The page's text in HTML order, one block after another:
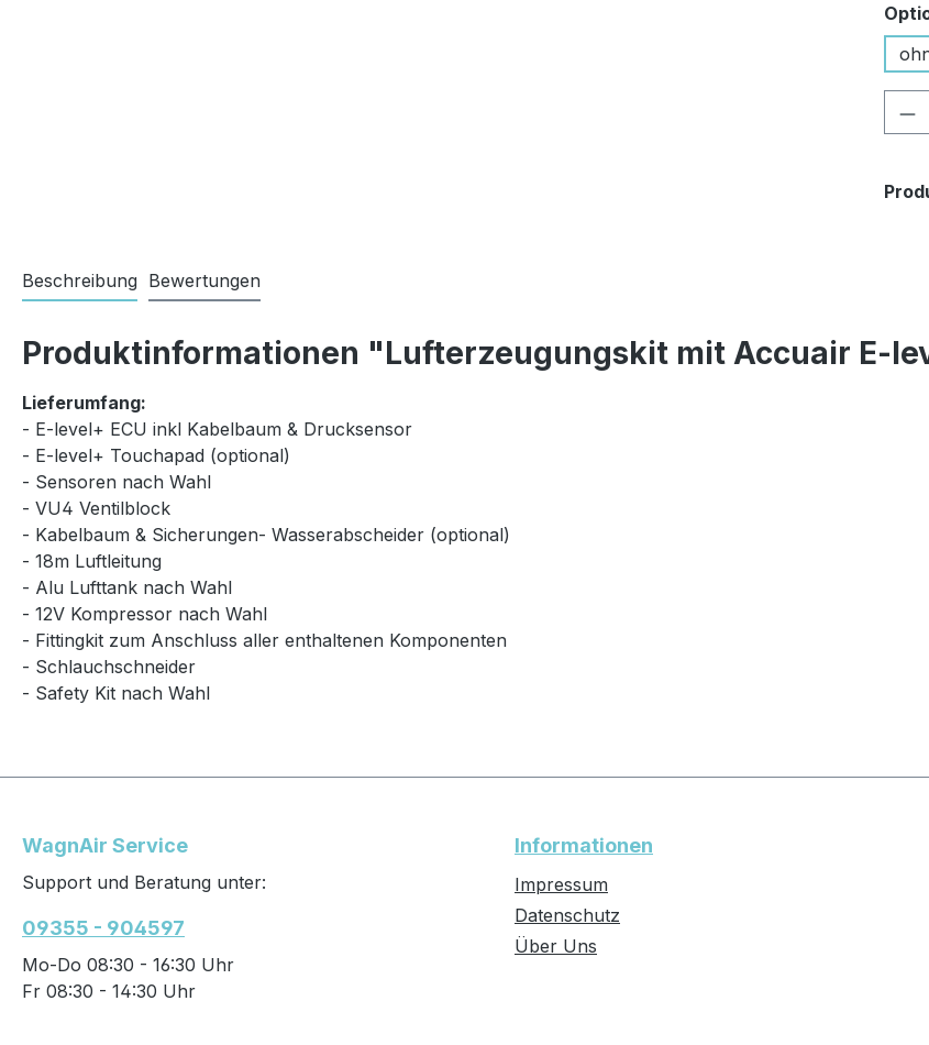
Beschreibung Bewertungen
Produktinformationen "Lufterzeugungskit mit Accuair E-
Lieferumfang:
- E-level+ ECU inkl Kabelbaum & Drucksensor
- E-level+ Touchapad (optional)
- Sensoren nach Wahl
- VU4 Ventilblock
- Kabelbaum & Sicherungen- Wasserabscheider (optional)
- 18m Luftleitung
- Alu Lufttank nach Wahl
- 12V Kompressor nach Wahl
- Fittingkit zum Anschluss aller enthaltenen Komponenten
- Schlauchschneider
- Safety Kit nach Wahl
WagnAir Service
Support und Beratung unter:
09355 - 904597
Mo-Do 08:30 - 16:30 Uhr
Fr 08:30 - 14:30 Uhr
Informationen
Impressum
Datenschutz
Über Uns